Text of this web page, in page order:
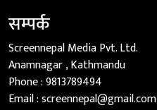
सम्पर्क
Screennepal Media Pvt. Ltd.
Anamnagar , Kathmandu
Phone :9813789494
Email :screennepal@gmail.com